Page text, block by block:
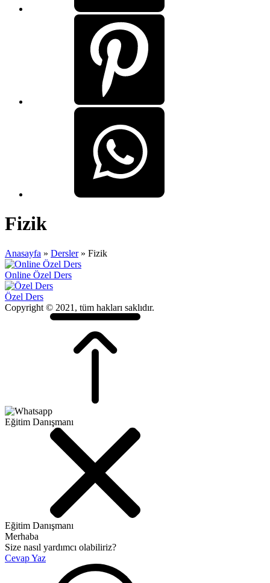
Fizik
Anasayfa » Dersler» Fizik
Online Özel Ders
Özel Ders
Copyright © 2021, tüm hakları saklıdır.
Eğitim Danışmanı
Eğitim Danışmanı
Merhaba
Size nasıl yardımcı olabiliriz?
Cevap Yaz